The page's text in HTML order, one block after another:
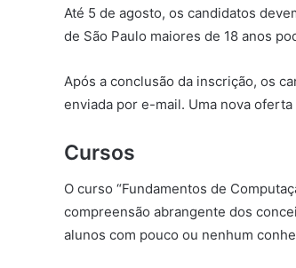
Até 5 de agosto, os candidatos
de São Paulo maiores de 18 anos
Após a conclusão da inscrição, os
enviada por e-mail. Uma nova
Cursos
O curso “Fundamentos de
compreensão abrangente dos
alunos com pouco ou nenhum